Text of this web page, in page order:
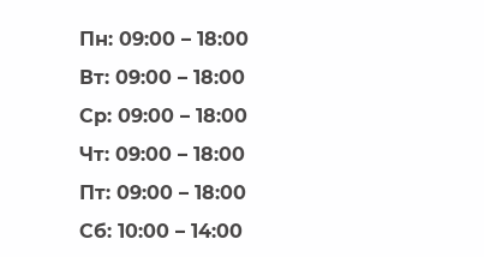
Пн: 09:00 – 18:00
Вт: 09:00 – 18:00
Ср: 09:00 – 18:00
Чт: 09:00 – 18:00
Пт: 09:00 – 18:00
Сб: 10:00 – 14:00